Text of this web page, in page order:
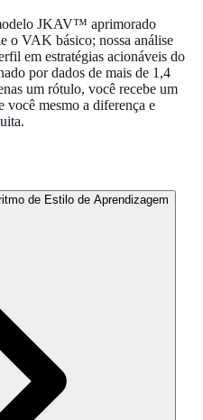
JKAV™ aprimorado
o VAK básico; nossa análise
em estratégias acionáveis do
por dados de mais de 1,4
um rótulo, você recebe um
você mesmo a diferença e
.
de Estilo de Aprendizagem